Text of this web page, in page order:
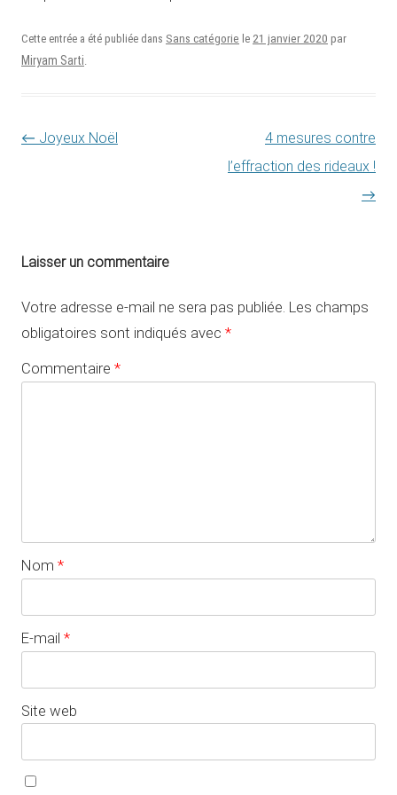
Cette entrée a été publiée dans Sans catégorie le 21 janvier 2020 par
Miryam Sarti
Navigation des articles
← Joyeux Noël
4 mesures contre
l’effraction des rideaux !
→
Laisser un commentaire
Votre adresse e-mail ne sera pas publiée. Les champs
obligatoires sont indiqués avec *
Commentaire *
Nom *
E-mail *
Site web